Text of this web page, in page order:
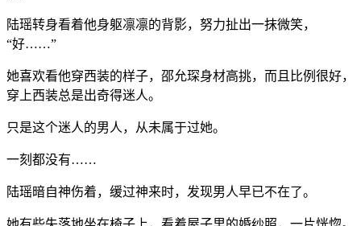
陆瑶转身看着他身躯凛凛的背影，努力扯出一抹微笑，
“好……”
她喜欢看他穿西装的样子，邵允琛身材高挑，而且比例很好，
穿上西装总是出奇得迷人。
只是这个迷人的男人，从未属于过她。
一刻都没有……
陆瑶暗自神伤着，缓过神来时，发现男人早已不在了。